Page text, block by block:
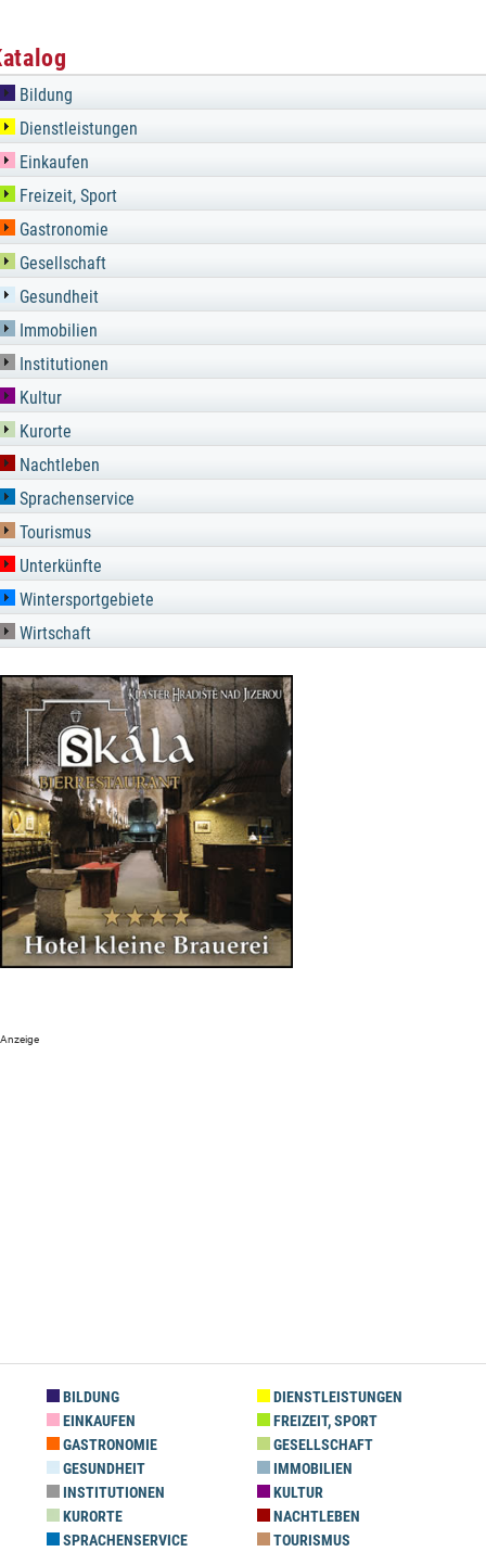
Bildung
Dienstleistungen
Einkaufen
Freizeit, Sport
Gastronomie
Gesellschaft
Gesundheit
Immobilien
Institutionen
Kultur
Kurorte
Nachtleben
Sprachenservice
Tourismus
Unterkünfte
Wintersportgebiete
Wirtschaft
BILDUNG
DIENSTLEISTUNGEN
EINKAUFEN
FREIZEIT, SPORT
GASTRONOMIE
GESELLSCHAFT
GESUNDHEIT
IMMOBILIEN
INSTITUTIONEN
KULTUR
KURORTE
NACHTLEBEN
SPRACHENSERVICE
TOURISMUS